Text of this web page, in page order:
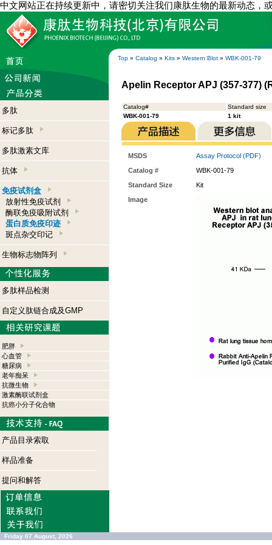
中文网站正在持续更新中，请密切关注我们康肽生物的最新动态，
Top » Catalog » Kits » Western Blot » WBK-001-79
多肽
标记多肽
多肽激素文库
抗体
免疫试剂盒
放射性免疫试剂
酶联免疫吸附试剂
蛋白质免疫印迹
斑点杂交印记
生物标志物阵列
多肽样品检测
自定义肽链合成及GMP
肥胖
心血管
糖尿病
老年痴呆
抗微生物
激素酶联试剂盒
抗癌小分子化合物
产品目录索取
样品准备
提问和解答
Apelin Receptor APJ (357-377)
Catalog#
Standard size
WBK-001-79
1 kit
MSDS
Assay Protocol (PDF)
Catalog #
WBK-001-79
Standard Size
Kit
Image
Friday 07 August, 2026